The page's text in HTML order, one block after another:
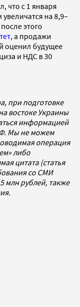
что с 1 января
на 8,9–
этого
, а продажи
оценил будущее
и НДС в 30
при подготовке
востоке Украины
информацией
Мы не можем
операция
либо
цитата (статья
со СМИ
млн рублей, также